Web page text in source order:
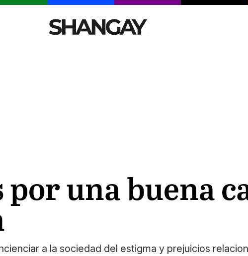
una buena
a la sociedad del estigma y prejuicios